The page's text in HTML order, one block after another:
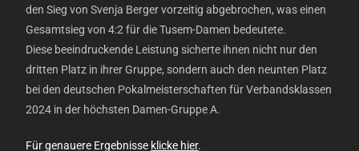
den Sieg von Svenja Berger vorzeitig abgebrochen, was einen
Gesamtsieg von 4:2 für die Tusem-Damen bedeutete.
Diese beeindruckende Leistung sicherte ihnen nicht nur den
dritten Platz in ihrer Gruppe, sondern auch den neunten Platz
bei den deutschen Pokalmeisterschaften für Verbandsklassen
2024 in der höchsten Damen-Gruppe A.
Für genauere Ergebnisse klicke hier.